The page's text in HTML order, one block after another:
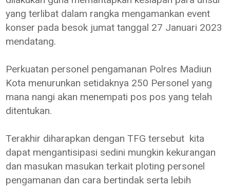
yang terlibat dalam rangka mengamankan event
konser pada besok jumat tanggal 27 Januari 2023
mendatang.
Perkuatan personel pengamanan Polres Madiun
Kota menurunkan setidaknya 250 Personel yang
mana nangi akan menempati pos pos yang telah
ditentukan.
Terakhir diharapkan dengan TFG tersebut kita
dapat mengantisipasi sedini mungkin kekurangan
dan masukan masukan terkait ploting personel
pengamanan dan cara bertindak serta lebih